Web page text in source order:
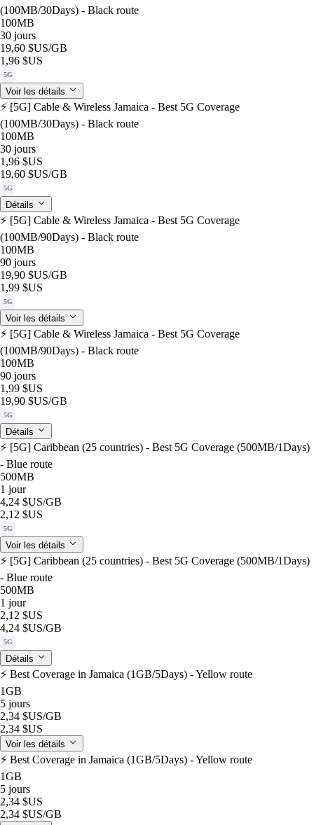
(100MB/30Days) - Black route
100MB
30 jours
19,60 $US/GB
1,96 $US
5G
Voir les détails
⚡️ [5G] Cable & Wireless Jamaica - Best 5G Coverage
(100MB/30Days) - Black route
100MB
30 jours
1,96 $US
19,60 $US/GB
5G
Détails
⚡️ [5G] Cable & Wireless Jamaica - Best 5G Coverage
(100MB/90Days) - Black route
100MB
90 jours
19,90 $US/GB
1,99 $US
5G
Voir les détails
⚡️ [5G] Cable & Wireless Jamaica - Best 5G Coverage
(100MB/90Days) - Black route
100MB
90 jours
1,99 $US
19,90 $US/GB
5G
Détails
⚡️ [5G] Caribbean (25 countries) - Best 5G Coverage (500MB/1Days)
- Blue route
500MB
1 jour
4,24 $US/GB
2,12 $US
5G
Voir les détails
⚡️ [5G] Caribbean (25 countries) - Best 5G Coverage (500MB/1Days)
- Blue route
500MB
1 jour
2,12 $US
4,24 $US/GB
5G
Détails
⚡️ Best Coverage in Jamaica (1GB/5Days) - Yellow route
1GB
5 jours
2,34 $US/GB
2,34 $US
Voir les détails
⚡️ Best Coverage in Jamaica (1GB/5Days) - Yellow route
1GB
5 jours
2,34 $US
2,34 $US/GB